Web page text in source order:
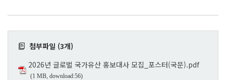
첨부파일 (3개)
2026년 글로벌 국가유산 홍보대사 모집_포스터(국문).pdf
(1 MB, download:56)